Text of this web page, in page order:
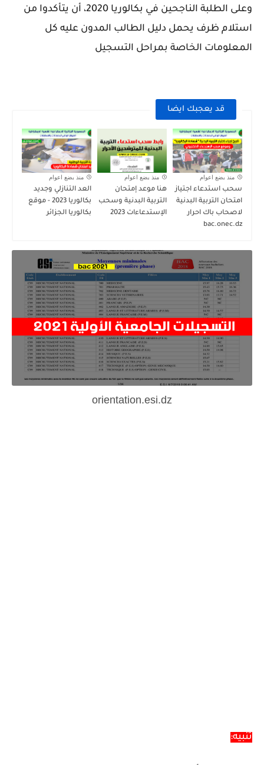
وعلى الطلبة الناجحين في بكالوريا 2020، أن يتأكدوا من
استلام ظرف يحمل دليل الطالب المدون عليه كل
المعلومات الخاصة بمراحل التسجيل
قد يعجبك ايضا
منذ بضع اعوام
سحب استدعاء اجتياز
امتحان التربية البدنية
لاصحاب باك احرار
bac.onec.dz
منذ بضع اعوام
هنا موعد إمتحان
التربية البدنية وسحب
الإستدعاءات 2023
منذ بضع اعوام
العد التنازلي وجديد
بكالوريا 2023 - موقع
بكالوريا الجزائر
orientation.esi.dz
تنبيه: